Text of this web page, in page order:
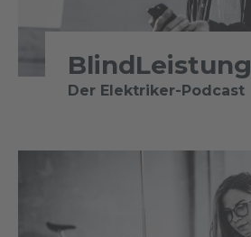
BlindLeistung
Der Elektriker-Podcast